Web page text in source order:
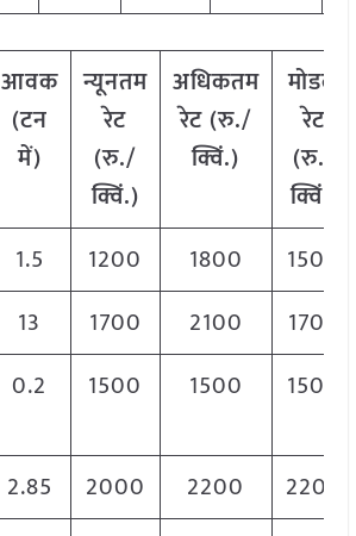
आवक
(टन
में)
न्यूनतम
रेट
(रु./
क्विं.)
अधिकतम
रेट (रु./
क्विं.)
मोडल
रेट
(रु./
क्विं.)
1.5 1200 1800
1500
13 1700 2100
1700
0.2 1500 1500 1500
2.85 2000 2200
2200